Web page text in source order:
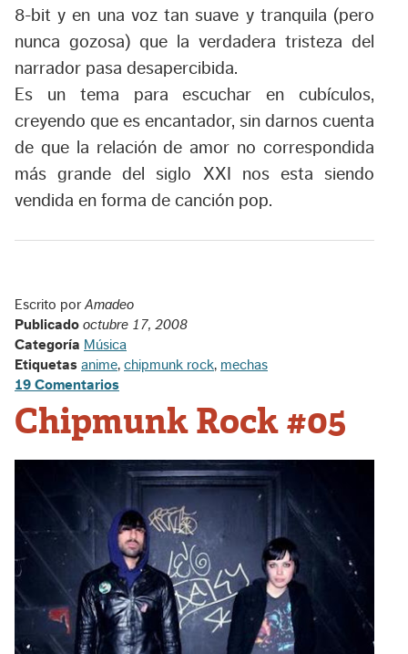
8-bit y en una voz tan suave y tranquila (pero
nunca gozosa) que la verdadera tristeza del
narrador pasa desapercibida.
Es un tema para escuchar en cubículos,
creyendo que es encantador, sin darnos cuenta
de que la relación de amor no correspondida
más grande del siglo XXI nos esta siendo
vendida en forma de canción pop.
Escrito porAmadeo
Publicado octubre 17, 2008
Categoría Música
Etiquetas anime, chipmunk rock, mechas
19 Comentarios
Chipmunk Rock #05